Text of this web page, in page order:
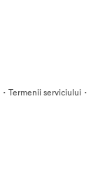
· Termenii serviciului ·